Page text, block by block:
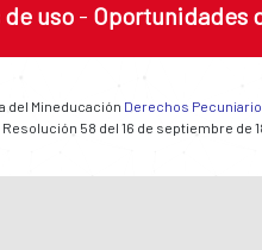
uso - Oportunidades
del Mineducación Derechos
58 del 16 de septiembre de